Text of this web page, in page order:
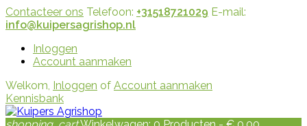
Contacteer ons Telefoon: +31518721029 E-mail:
info@kuipersagrishop.nl
Inloggen
Account aanmaken
Welkom, Inloggen of Account aanmaken
Kennisbank